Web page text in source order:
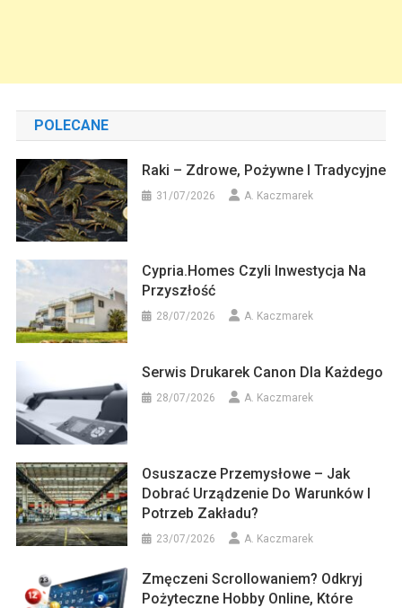
POLECANE
Raki – Zdrowe, Pożywne I Tradycyjne
31/07/2026 A. Kaczmarek
Cypria.homes Czyli Inwestycja Na
Przyszłość
28/07/2026 A. Kaczmarek
Serwis Drukarek Canon Dla Każdego
28/07/2026 A. Kaczmarek
Osuszacze Przemysłowe – Jak
Dobrać Urządzenie Do Warunków I
Potrzeb Zakładu?
23/07/2026 A. Kaczmarek
Zmęczeni Scrollowaniem? Odkryj
Pożyteczne Hobby Online, Które